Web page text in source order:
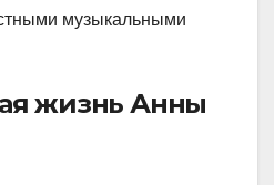
музыкальными
жизнь Анны